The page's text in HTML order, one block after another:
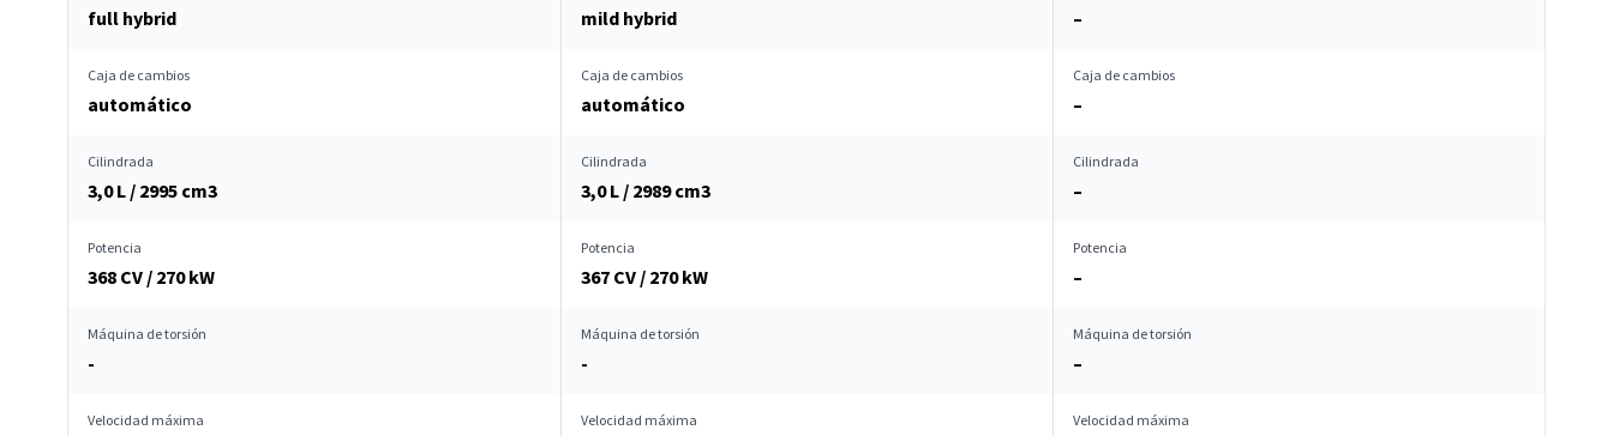
full hybrid mild hybrid –
Caja de cambios
automático
Caja de cambios
automático
Caja de cambios
–
Cilindrada
3,0 L / 2995 cm3
Cilindrada
3,0 L / 2989 cm3
Cilindrada
–
Potencia
368 CV / 270 kW
Potencia
367 CV / 270 kW
Potencia
–
Máquina de torsión
-
Máquina de torsión
-
Máquina de torsión
–
Velocidad máxima Velocidad máxima Velocidad máxima